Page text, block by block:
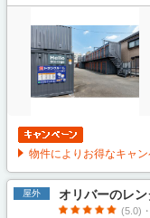
物件によりお得なキャ
屋外 オリバーのレ
(5.0)